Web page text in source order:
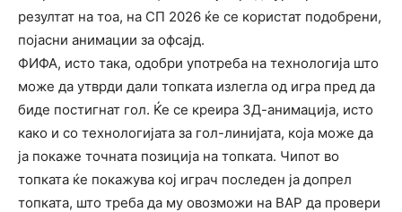
резултат на тоа, на СП 2026 ќе се користат подобрени,
појасни анимации за офсајд.
ФИФА, исто така, одобри употреба на технологија што
може да утврди дали топката излегла од игра пред да
биде постигнат гол. Ќе се креира 3Д-анимација, исто
како и со технологијата за гол-линијата, која може да
ја покаже точната позиција на топката. Чипот во
топката ќе покажува кој играч последен ја допрел
топката, што треба да му овозможи на ВАР да провери